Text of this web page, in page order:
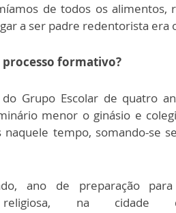
de todos os alimentos,
a ser padre redentorista era
processo formativo?
Grupo Escolar de quatro
menor o ginásio e
naquele tempo, somando-se
ano de preparação
religiosa, na cidade